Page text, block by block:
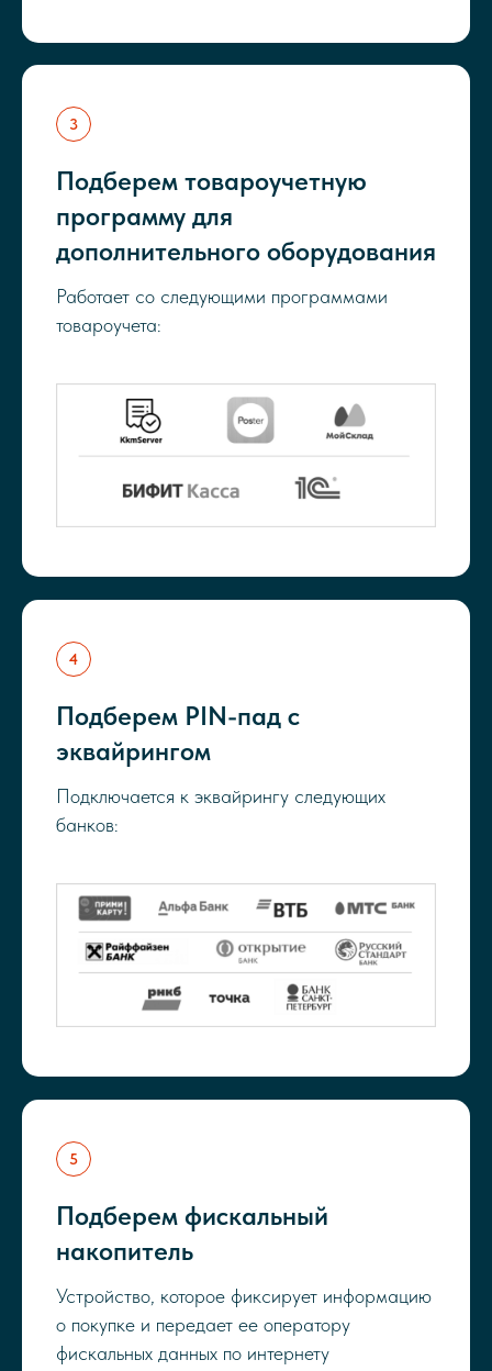
Подберем товароучетную
программу для
дополнительного оборудования
Работает со следующими программами
товароучета:
Подберем PIN-пад с
эквайрингом
Подключается к эквайрингу следующих
банков:
Подберем фискальный
накопитель
Устройство, которое фиксирует информацию
о покупке и передает ее оператору
фискальных данных по интернету